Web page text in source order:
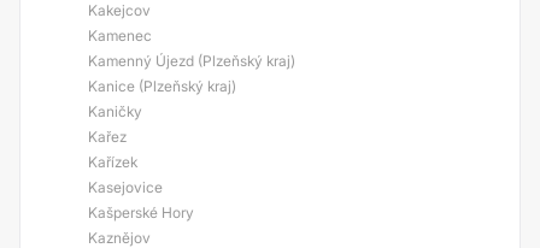
Kakejcov
Kamenec
Kamenný Újezd (Plzeňský kraj)
Kanice (Plzeňský kraj)
Kaničky
Kařez
Kařízek
Kasejovice
Kašperské Hory
Kaznějov